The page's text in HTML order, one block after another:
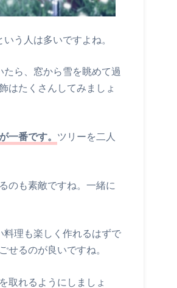
う人は多いですよね。
ら、窓から雪を眺めて過
はたくさんしてみましょ
一番です。 ツリーを二人
のも素敵ですね。一緒に
理も楽しく作れるはずで
せるのが良いですね。
取れるようにしましょ